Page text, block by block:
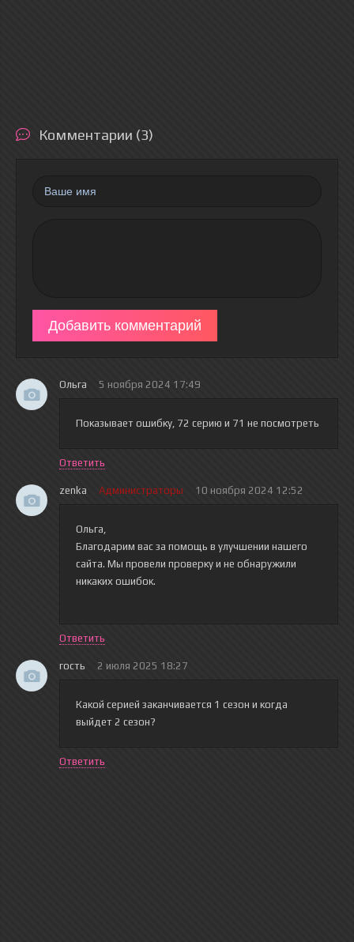
Комментарии (3)
Добавить комментарий
Ольга 5 ноября 2024 17:49
Показывает ошибку, 72 серию и 71 не посмотреть
Ответить
zenka Администраторы 10 ноября 2024 12:52
Ольга,
Благодарим вас за помощь в улучшении нашего
сайта. Мы провели проверку и не обнаружили
никаких ошибок.
Ответить
гость 2 июля 2025 18:27
Какой серией заканчивается 1 сезон и когда
выйдет 2 сезон?
Ответить